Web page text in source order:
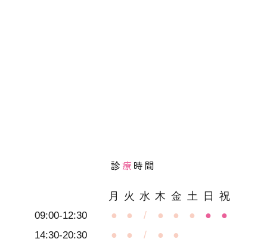
診 療 時間
月 火 水 木 金 土 日 祝
09:00-12:30 ● ● / ● ● ● ● ●
14:30-20:30 ● ● / ● ●